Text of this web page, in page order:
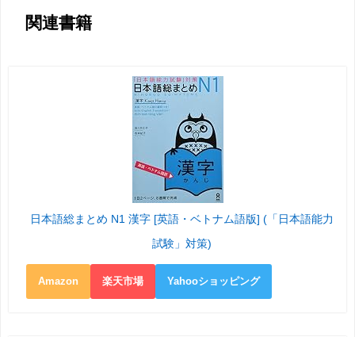
関連書籍
日本語総まとめ N1 漢字 [英語・ベトナム語版] (「日本語能力
試験」対策)
Amazon 楽天市場 Yahooショッピング